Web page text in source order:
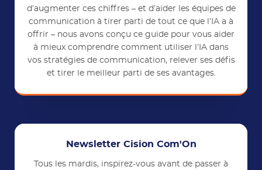
d’augmenter ces chiffres – et d’aider les équipes de
communication à tirer parti de tout ce que l’IA a à
offrir – nous avons conçu ce guide pour vous aider
à mieux comprendre comment utiliser l’IA dans
vos stratégies de communication, relever ses défis
et tirer le meilleur parti de ses avantages.
Newsletter Cision Com'On
Tous les mardis, inspirez-vous avant de passer à